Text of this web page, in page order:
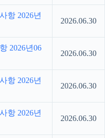
항 2026년
2026.06.30
2026년06
2026.06.30
항 2026년
2026.06.30
항 2026년
2026.06.30